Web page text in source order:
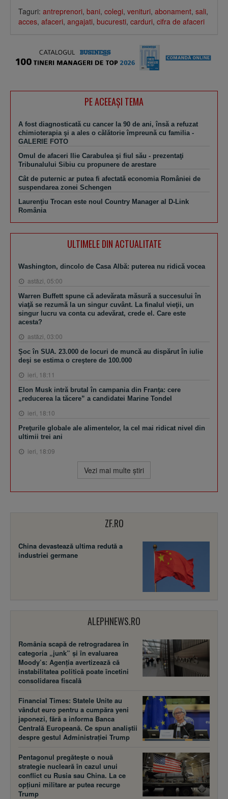
Taguri: antreprenori, bani, colegi, venituri, abonament, sali,
acces, afaceri, angajati, bucuresti, carduri, cifra de afaceri
PE ACEEAŞI TEMA
A fost diagnosticată cu cancer la 90 de ani, însă a refuzat
chimioterapia şi a ales o călătorie împreună cu familia -
GALERIE FOTO
Omul de afaceri Ilie Carabulea şi fiul său - prezentaţi
Tribunalului Sibiu cu propunere de arestare
Cât de puternic ar putea fi afectată economia României de
suspendarea zonei Schengen
Laurenţiu Trocan este noul Country Manager al D-Link
România
ULTIMELE DIN ACTUALITATE
Washington, dincolo de Casa Albă: puterea nu ridică vocea
astăzi, 05:00
Warren Buffett spune că adevărata măsură a succesului în
viaţă se rezumă la un singur cuvânt. La finalul vieţii, un
singur lucru va conta cu adevărat, crede el. Care este
acesta?
astăzi, 03:00
Şoc în SUA. 23.000 de locuri de muncă au dispărut în iulie
deşi se estima o creştere de 100.000
ieri, 18:11
Elon Musk intră brutal în campania din Franţa: cere
„reducerea la tăcere” a candidatei Marine Tondel
ieri, 18:10
Preţurile globale ale alimentelor, la cel mai ridicat nivel din
ultimii trei ani
ieri, 18:09
Vezi mai multe ştiri
ZF.RO
China devastează ultima redută a
industriei germane
ALEPHNEWS.RO
România scapă de retrogradarea în
categoria „junk” și în evaluarea
Moody’s: Agenția avertizează că
instabilitatea politică poate încetini
consolidarea fiscală
Financial Times: Statele Unite au
vândut euro pentru a cumpăra yeni
japonezi, fără a informa Banca
Centrală Europeană. Ce spun analiștii
despre gestul Administrației Trump
Pentagonul pregătește o nouă
strategie nucleară în cazul unui
conflict cu Rusia sau China. La ce
opțiuni militare ar putea recurge
Trump